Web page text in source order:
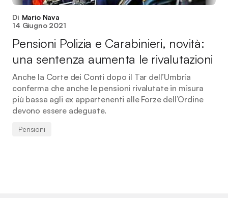
Di Mario Nava
14 Giugno 2021
Pensioni Polizia e Carabinieri, novità:
una sentenza aumenta le rivalutazioni
Anche la Corte dei Conti dopo il Tar dell’Umbria
conferma che anche le pensioni rivalutate in misura
più bassa agli ex appartenenti alle Forze dell’Ordine
devono essere adeguate.
Pensioni